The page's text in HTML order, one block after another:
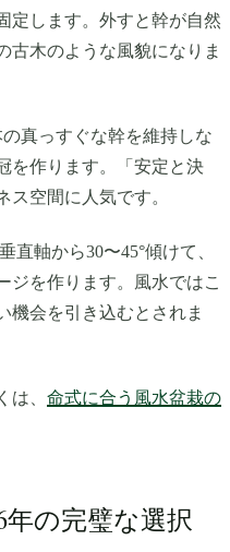
定します。外すと幹が自然
古木のような風貌になりま
の真っすぐな幹を維持しな
を作ります。「安定と決
空間に人気です。
直軸から30〜45°傾けて、
ジを作ります。風水ではこ
機会を引き込むとされま
は、 命式に合う風水盆栽の
の完璧な選択